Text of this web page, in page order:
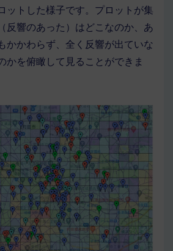
ットした様子です。プロットが集
反響のあった）はどこなのか、あ
かかわらず、全く反響が出ていな
かを俯瞰して見ることができま